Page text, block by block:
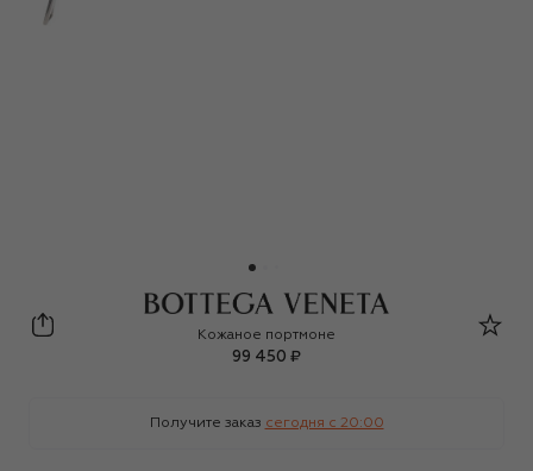
Bottega Veneta
Кожаное портмоне
99 450 ₽
Получите заказ сегодня c 20:00